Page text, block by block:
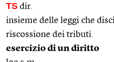
TS dir.
insieme delle leggi che
riscossione dei tributi.
esercizio di un diritto